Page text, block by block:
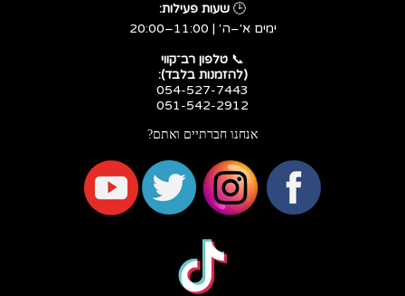
🕒 שעות פעילות:
ימים א׳–ה׳ | 11:00–20:00
​​​​​​​📞 טלפון רב־קווי
(להזמנות בלבד):
054-527-7443
051-542-2912
אנחנו חברתיים ואתם?